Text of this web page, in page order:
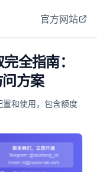
官方网站
全指南：
方案
和使用，包含额度